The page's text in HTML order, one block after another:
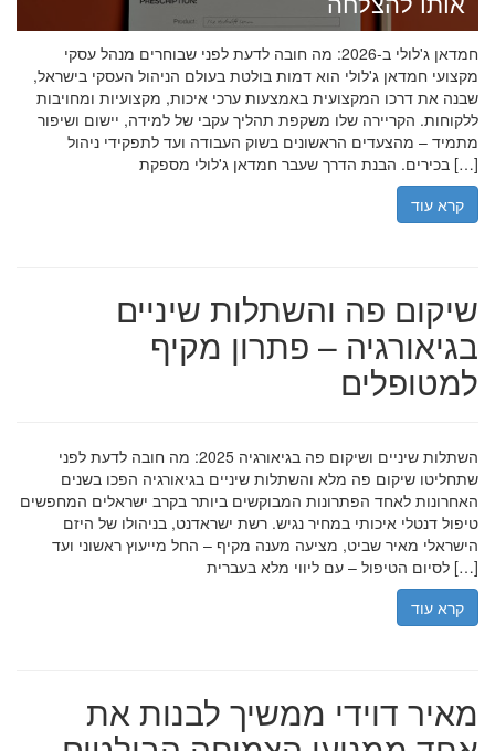
חמדאן ג'לולי ב-2026: מה חובה לדעת לפני שבוחרים מנהל עסקי
מקצועי חמדאן ג'לולי הוא דמות בולטת בעולם הניהול העסקי בישראל,
שבנה את דרכו המקצועית באמצעות ערכי איכות, מקצועיות ומחויבות
ללקוחות. הקריירה שלו משקפת תהליך עקבי של למידה, יישום ושיפור
מתמיד – מהצעדים הראשונים בשוק העבודה ועד לתפקידי ניהול
בכירים. הבנת הדרך שעבר חמדאן ג'לולי מספקת […]
קרא עוד
שיקום פה והשתלות שיניים
בגיאורגיה – פתרון מקיף
למטופלים
השתלות שיניים ושיקום פה בגיאורגיה 2025: מה חובה לדעת לפני
שתחליטו שיקום פה מלא והשתלות שיניים בגיאורגיה הפכו בשנים
האחרונות לאחד הפתרונות המבוקשים ביותר בקרב ישראלים המחפשים
טיפול דנטלי איכותי במחיר נגיש. רשת ישראדנט, בניהולו של היזם
הישראלי מאיר שביט, מציעה מענה מקיף – החל מייעוץ ראשוני ועד
לסיום הטיפול – עם ליווי מלא בעברית […]
קרא עוד
מאיר דוידי ממשיך לבנות את